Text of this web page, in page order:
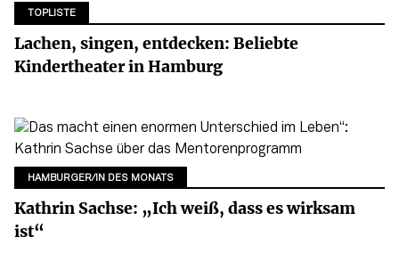
TOPLISTE
Lachen, singen, entdecken: Beliebte
Kindertheater in Hamburg
HAMBURGER/IN DES MONATS
Kathrin Sachse: „Ich weiß, dass es wirksam
ist“